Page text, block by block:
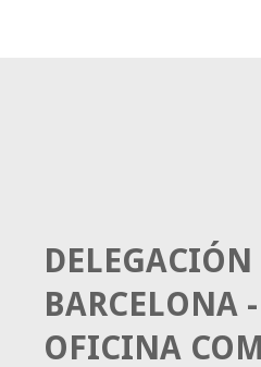
DELEGACIÓN
BARCELONA -
OFICINA